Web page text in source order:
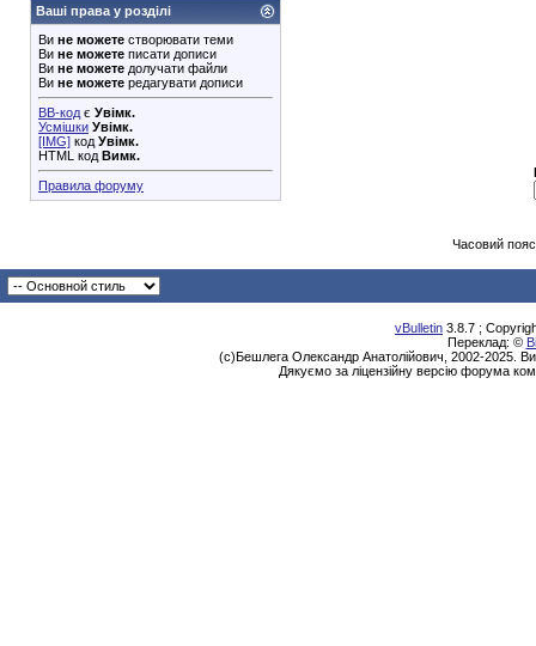
Ваші права у розділі
Ви не можете створювати теми
Ви не можете писати дописи
Ви не можете долучати файли
Ви не можете редагувати дописи
BB-код є Увімк.
Усмішки Увімк.
[IMG] код Увімк.
HTML код Вимк.
Правила форуму
Часовий
vBulletin 3.8.7 ;
Переклад: ©
(с)Бешлега Олександр Анатолійович, 2002-2025.
Дякуємо за ліцензійну версію форума